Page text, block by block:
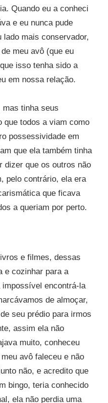
Quando eu a conheci
e eu nunca pude
mais conservador,
meu avô (que eu
isso tenha sido a
em nossa relação.
mas tinha seus
que todos a viam como
possessividade em
que ela também tinha
dizer que os outros não
pelo contrário, ela era
que ficava
a queriam por perto.
e filmes, dessas
e cozinhar para a
encontrá-la
de almoçar,
seu prédio para irmos
assim ela não
muito, conheceu
avô faleceu e não
não, e acredito que
bingo, teria conhecido
ela não perdia uma